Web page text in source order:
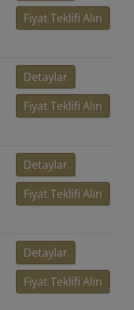
Fiyat Teklifi Alın
Detaylar
Fiyat Teklifi Alın
Detaylar
Fiyat Teklifi Alın
Detaylar
Fiyat Teklifi Alın